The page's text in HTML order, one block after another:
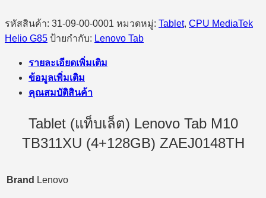
รหัสสินค้า: 31-09-00-0001 หมวดหมู่: Tablet, CPU MediaTek
Helio G85 ป้ายกำกับ: Lenovo Tab
รายละเอียดเพิ่มเติม
ข้อมูลเพิ่มเติม
คุณสมบัติสินค้า
Tablet (แท็บเล็ต) Lenovo Tab M10
TB311XU (4+128GB) ZAEJ0148TH
Brand Lenovo